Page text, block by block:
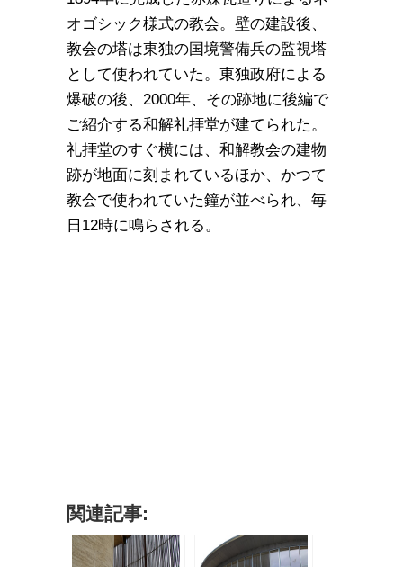
オゴシック様式の教会。壁の建設後、
教会の塔は東独の国境警備兵の監視塔
として使われていた。東独政府による
爆破の後、2000年、その跡地に後編で
ご紹介する和解礼拝堂が建てられた。
礼拝堂のすぐ横には、和解教会の建物
跡が地面に刻まれているほか、かつて
教会で使われていた鐘が並べられ、毎
日12時に鳴らされる。
関連記事: